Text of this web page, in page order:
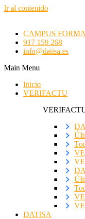
Ir al contenido
CAMPUS
917 159 268
info@datisa.es
Main Menu
Inicio
VERIFACTU
DATISA